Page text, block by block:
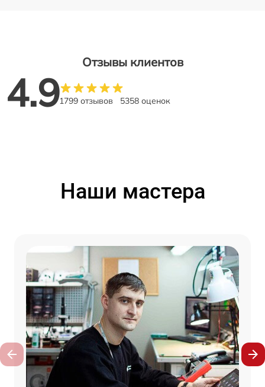
Отзывы клиентов
4.91799 отзывов 5358 оценок
Наши мастера